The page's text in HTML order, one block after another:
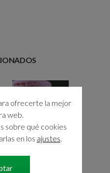
SUBORDINADAS
ofrecerte la mejor
web.
sobre qué cookies
en los ajustes